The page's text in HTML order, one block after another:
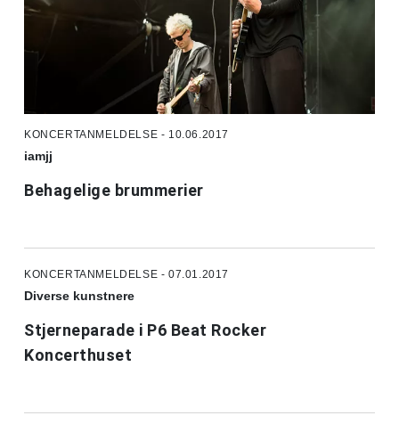
KONCERTANMELDELSE - 10.06.2017
iamjj
Behagelige brummerier
KONCERTANMELDELSE - 07.01.2017
Diverse kunstnere
Stjerneparade i P6 Beat Rocker
Koncerthuset